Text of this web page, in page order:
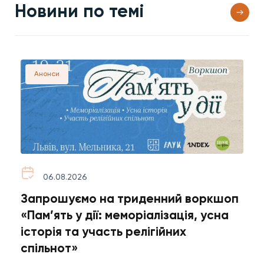
Новини по темі
Анонси
06.08.2026
Запрошуємо на триденний воркшоп
«Пам’ять у дії: меморіалізація, усна
історія та участь релігійних
спільнот»